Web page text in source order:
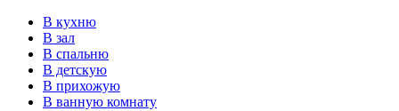
В кухню
В зал
В спальню
В детскую
В прихожую
В ванную комнату